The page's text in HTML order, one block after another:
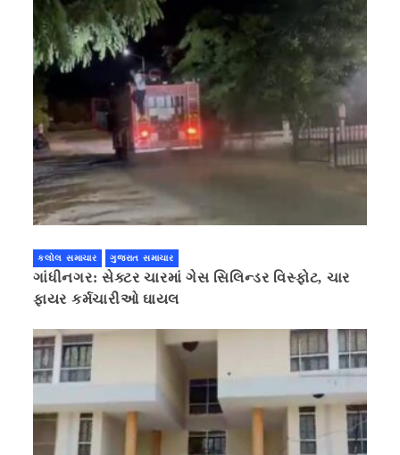
કલોલ સમાચાર ગુજરાત સમાચાર
ગાંધીનગર: સેક્ટર ચારમાં ગેસ સિલિન્ડર વિસ્ફોટ, ચાર
ફાયર કર્મચારીઓ ઘાયલ